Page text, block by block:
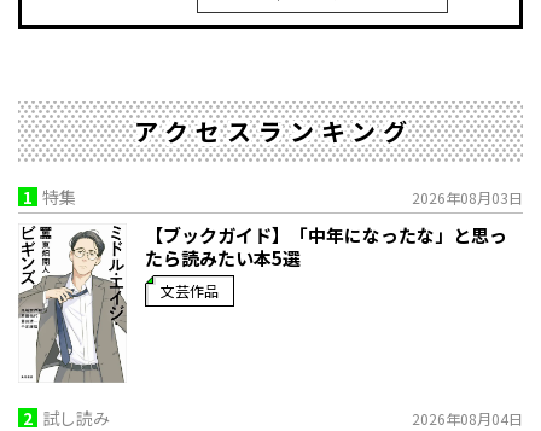
アクセスランキング
1 特集 2026年08月03日
【ブックガイド】「中年になったな」と思っ
たら読みたい本5選
文芸作品
2 試し読み 2026年08月04日